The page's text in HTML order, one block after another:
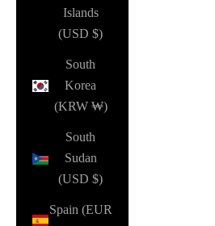
Islands
(USD $)
South
Korea
(KRW ₩)
South
Sudan
(USD $)
Spain (EUR